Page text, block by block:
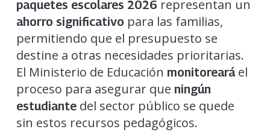
paquetes escolares 2026 representan un
ahorro significativo para las familias,
permitiendo que el presupuesto se
destine a otras necesidades prioritarias.
El Ministerio de Educación monitorearáel
proceso para asegurar que ningún
estudiantedel sector público se quede
sin estos recursos pedagógicos.